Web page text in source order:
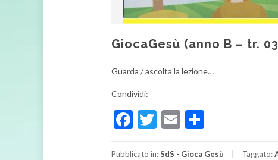
GiocaGesù (anno B – tr. 03
Guarda / ascolta la lezione…
Condividi:
Facebook
Twitter
Email
Pubblicato in:SdS - Gioca Gesù Taggato: